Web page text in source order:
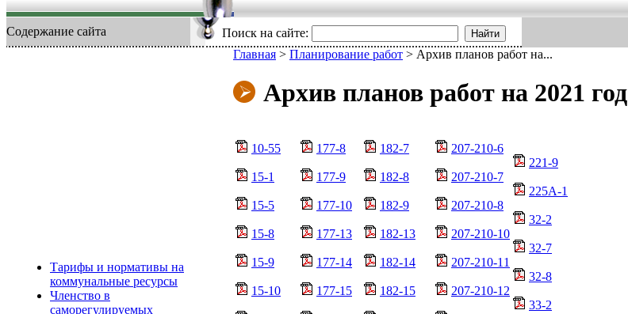
Содержание сайта Поиск на сайте: Найти
Тарифы и нормативы на
коммунальные ресурсы
Членство в
саморегулируемых
Главная > Планирование работ > Архив планов работ на...
Архив планов работ на 2021 год
10-55
15-1
15-5
15-8
15-9
15-10
177-8
177-9
177-10
177-13
177-14
177-15
182-7
182-8
182-9
182-13
182-14
182-15
207-210-6
207-210-7
207-210-8
207-210-10
207-210-11
207-210-12
221-9
225А-1
32-2
32-7
32-8
33-2